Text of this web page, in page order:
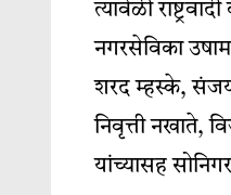
त्यावेळी
नगरसेविका
शरद म्हस्के,
निवृत्ती नखाते,
यांच्यासह